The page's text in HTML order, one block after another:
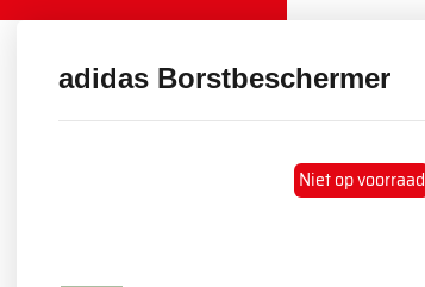
adidas Borstbeschermer
Niet op voorraad